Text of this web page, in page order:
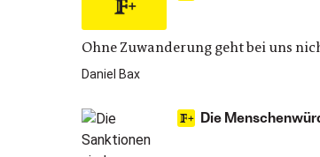
Ohne Zuwanderung geht bei uns
Daniel Bax
Die